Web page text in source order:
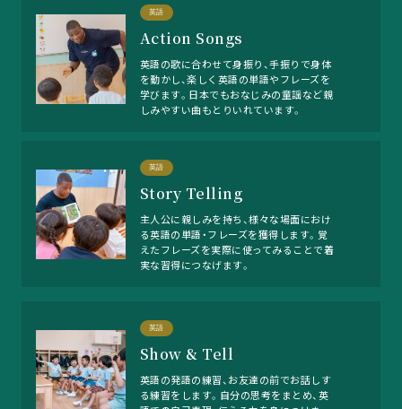
英語
Action Songs
英語の歌に合わせて身振り、手振りで身体
を動かし、楽しく英語の単語やフレーズを
学びます。日本でもおなじみの童謡など親
しみやすい曲もとりいれています。
英語
Story Telling
主人公に親しみを持ち、様々な場面におけ
る英語の単語・フレーズを獲得します。覚
えたフレーズを実際に使ってみることで着
実な習得につなげます。
英語
Show & Tell
英語の発語の練習、お友達の前でお話しす
る練習をします。自分の思考をまとめ、英